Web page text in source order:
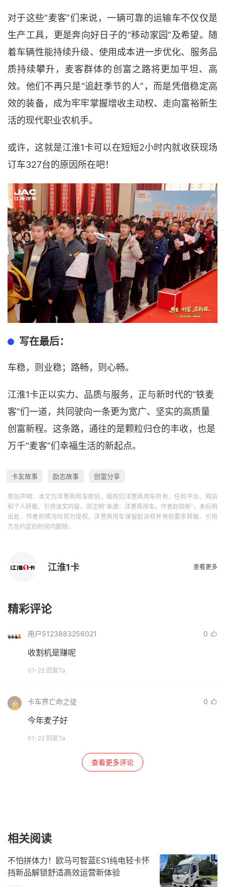
对于这些“麦客”们来说，一辆可靠的运输车不仅仅是
生产工具，更是奔向好日子的“移动家园”及希望。随
着车辆性能持续升级、使用成本进一步优化、服务品
质持续攀升，麦客群体的创富之路将更加平坦、高
效。他们不再只是“追赶季节的人”，而是凭借稳定高
效的装备，成为牢牢掌握增收主动权、走向富裕新生
活的现代职业农机手。
或许，这就是江淮1卡可以在短短2小时内就收获现场
订车327台的原因所在吧！
写在最后：
车稳，则业稳；路畅，则心畅。
江淮1卡正以实力、品质与服务，正与新时代的“铁麦
客”们一道，共同驶向一条更为宽广、坚实的高质量
创富新程。这条路，通往的是颗粒归仓的丰收，也是
万千“麦客”们幸福生活的新起点。
卡友故事 励志故事 创富分享
原创声明：本文为洋葱商用车原创，版权归洋葱商用车所有，任何平台、网站
和个人转载、引用该文内容，须注明“来源：洋葱商用车，作者赵晓彬”，未标明
出处、作者的情况均视为侵权，洋葱商用车保留起诉权并有权要求转载、引用
方在约定的时间内删除。
江淮1卡 查看更多
精彩评论
用户5123883256021 0
收割机是赚呢
01-22 回复Ta
卡车界亡命之徒 0
今年麦子好
01-22 回复Ta
查看更多评论
相关阅读
不怕拼体力！欧马可智蓝ES1纯电轻卡怀
挡新品解锁舒适高效运营新体验